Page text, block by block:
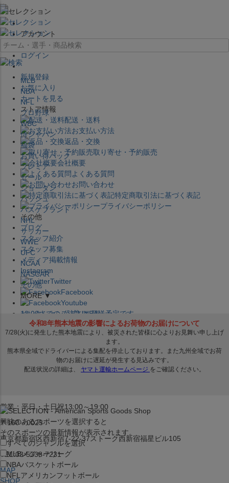
×
アカウント
ログイン
新規登録
お気に入り
カートを見る
ストア情報
配送・送料
お支払い方法
返品・交換
取り寄せ・予約販売
会社概要
よくある質問
お問い合わせ
特定商取引法に基づく表記
プライバシーポリシー
その他
ブログ
スタッフ紹介
スタッフ募集
メディア掲載情報
Instagram
Twitter
Facebook
Youtube
セレクション公式LINE@
営業：平日・土日祝13:00～19:00
〒160－0023
東京都新宿区西新宿7-22-37ストーク西新宿福星ビル105
TEL:03-5338-7231
MAP
SHOP
MLB
NBA
NFL
プロ野球
WBC
侍ジャパン
福袋
お買い得パック
プレミア
セール
ジョーダン
バッシュ
バスケブランド
NHL
サッカー
WWE
UFC
NCAA
NASCAR
その他
MORE ▼
12:00までのご注文は発送予定です。
在庫品は 1-3営業日内で発送!! ※お取寄せ商品は対象外
興味のあるスポーツを選択すると
そのスポーツの最新情報が表示されます。
すべてのジャンルを選択
MLBメジャーリーグ
NBAバスケットボール
NFL アメリカンフットボール